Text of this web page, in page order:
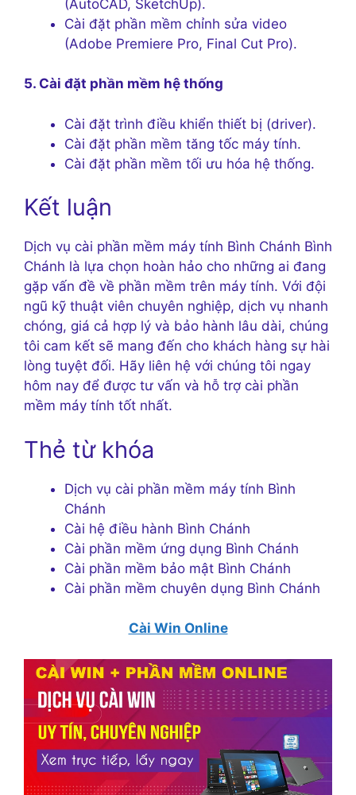
(AutoCAD, SketchUp).
Cài đặt phần mềm chỉnh sửa video
(Adobe Premiere Pro, Final Cut Pro).
5. Cài đặt phần mềm hệ thống
Cài đặt trình điều khiển thiết bị (driver).
Cài đặt phần mềm tăng tốc máy tính.
Cài đặt phần mềm tối ưu hóa hệ thống.
Kết luận
Dịch vụ cài phần mềm máy tính Bình Chánh Bình
Chánh là lựa chọn hoàn hảo cho những ai đang
gặp vấn đề về phần mềm trên máy tính. Với đội
ngũ kỹ thuật viên chuyên nghiệp, dịch vụ nhanh
chóng, giá cả hợp lý và bảo hành lâu dài, chúng
tôi cam kết sẽ mang đến cho khách hàng sự hài
lòng tuyệt đối. Hãy liên hệ với chúng tôi ngay
hôm nay để được tư vấn và hỗ trợ cài phần
mềm máy tính tốt nhất.
Thẻ từ khóa
Dịch vụ cài phần mềm máy tính Bình
Chánh
Cài hệ điều hành Bình Chánh
Cài phần mềm ứng dụng Bình Chánh
Cài phần mềm bảo mật Bình Chánh
Cài phần mềm chuyên dụng Bình Chánh
Cài Win Online